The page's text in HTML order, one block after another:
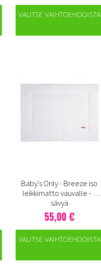
VALITSE VAIHTOEHDOISTA
Baby's Only - Breeze iso
leikkimatto vauvalle - 3
sävyä
55,00 €
VALITSE VAIHTOEHDOISTA